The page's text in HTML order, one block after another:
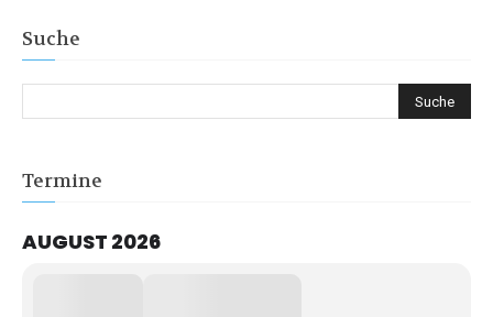
Suche
Termine
AUGUST 2026